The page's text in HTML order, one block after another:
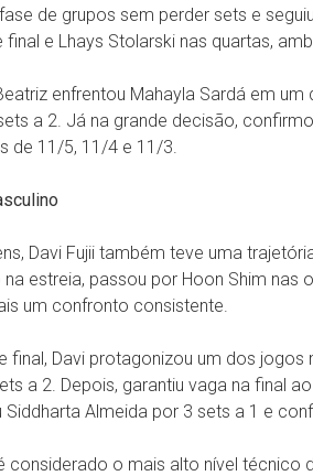
de grupos sem perder sets e
final e Lhays Stolarski nas quartas,
enfrentou Mahayla Sardá em
a 2. Já na grande decisão,
de 11/5, 11/4 e 11/3.
Davi Fujii também teve uma
estreia, passou por Hoon Shim nas
um confronto consistente.
final, Davi protagonizou um dos
a 2. Depois, garantiu vaga na final
Siddharta Almeida por 3 sets a 1 e
considerado o mais alto nível técnico